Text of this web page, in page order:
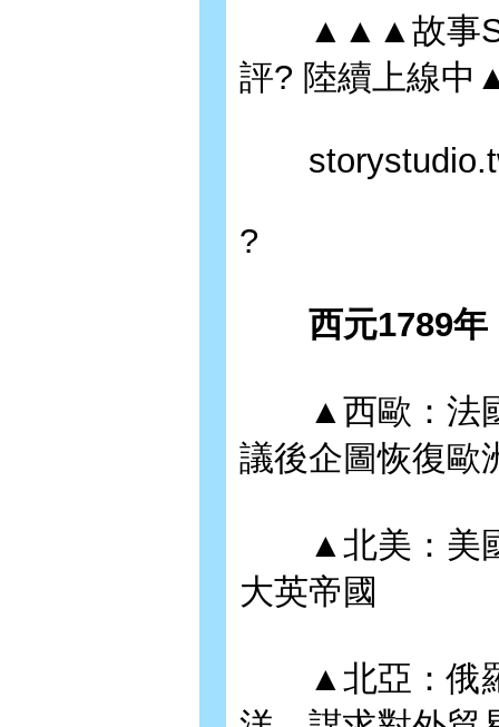
▲▲▲故事
評? 陸續上線
?
西元1789年
▲西歐：法國
議後企圖恢復歐
▲北美：美國
大英帝國
▲北亞：俄羅